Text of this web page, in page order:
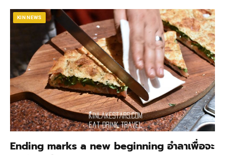
KIN NEWS
Ending marks a new beginning อำลาเพื่อจะ